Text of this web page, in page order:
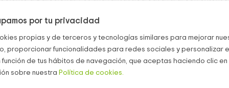
por tu privacidad
propias y de terceros y tecnologías similares para mejorar
proporcionar funcionalidades para redes sociales y personalizar
de tus hábitos de navegación, que aceptas haciendo clic
sobre nuestra Política de cookies.
piedra, que tiene 3 plantas y que está rodeada de naturaleza,